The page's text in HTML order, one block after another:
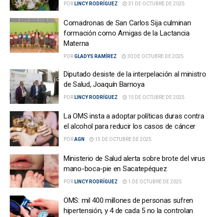
POR LINCY RODRÍGUEZ 31 DE OCTUBRE DE 2025
Comadronas de San Carlos Sija culminan
formación como Amigas de la Lactancia
Materna
PORGLADYS RAMÍREZ 30 DE OCTUBRE DE 2025
Diputado desiste de la interpelación al ministro
de Salud, Joaquín Barnoya
POR LINCY RODRÍGUEZ 15 DE OCTUBRE DE 2025
La OMS insta a adoptar políticas duras contra
el alcohol para reducir los casos de cáncer
PORAGN 15 DE OCTUBRE DE 2025
Ministerio de Salud alerta sobre brote del virus
mano-boca-pie en Sacatepéquez
POR LINCY RODRÍGUEZ 1 DE OCTUBRE DE 2025
OMS: mil 400 millones de personas sufren
hipertensión, y 4 de cada 5 no la controlan